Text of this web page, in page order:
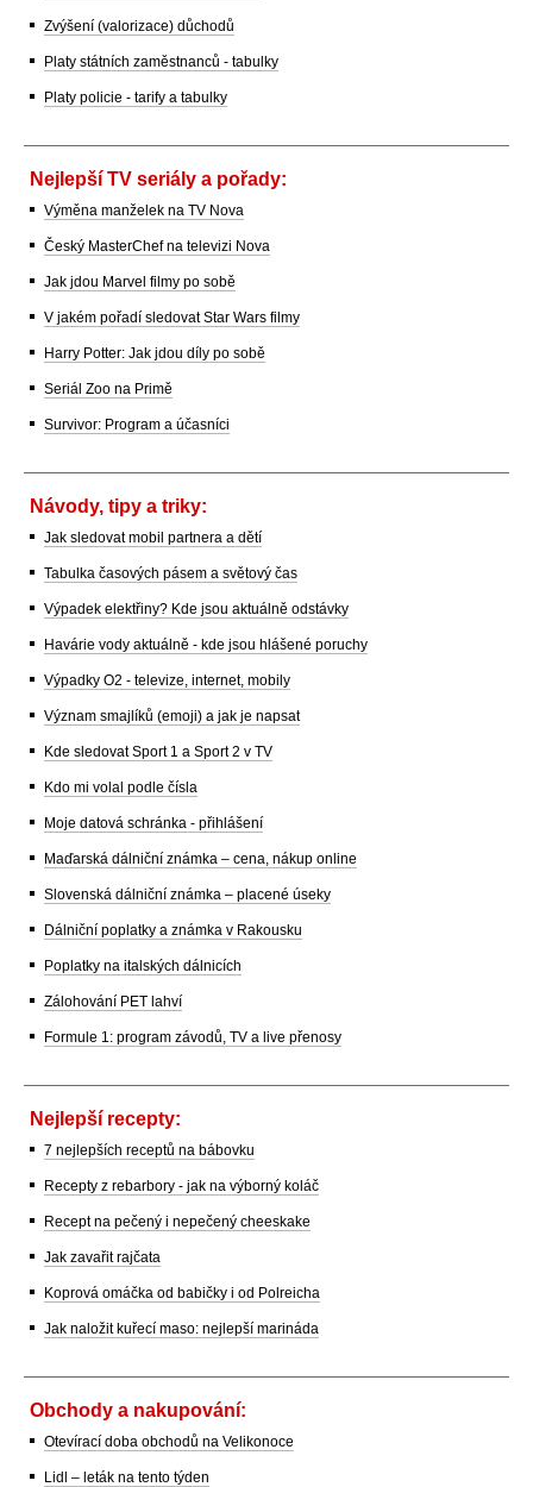
Zvýšení (valorizace) důchodů
Platy státních zaměstnanců - tabulky
Platy policie - tarify a tabulky
Nejlepší TV seriály a pořady:
Výměna manželek na TV Nova
Český MasterChef na televizi Nova
Jak jdou Marvel filmy po sobě
V jakém pořadí sledovat Star Wars filmy
Harry Potter: Jak jdou díly po sobě
Seriál Zoo na Primě
Survivor: Program a účasníci
Návody, tipy a triky:
Jak sledovat mobil partnera a dětí
Tabulka časových pásem a světový čas
Výpadek elektřiny? Kde jsou aktuálně odstávky
Havárie vody aktuálně - kde jsou hlášené poruchy
Výpadky O2 - televize, internet, mobily
Význam smajlíků (emoji) a jak je napsat
Kde sledovat Sport 1 a Sport 2 v TV
Kdo mi volal podle čísla
Moje datová schránka - přihlášení
Maďarská dálniční známka – cena, nákup online
Slovenská dálniční známka – placené úseky
Dálniční poplatky a známka v Rakousku
Poplatky na italských dálnicích
Zálohování PET lahví
Formule 1: program závodů, TV a live přenosy
Nejlepší recepty:
7 nejlepších receptů na bábovku
Recepty z rebarbory - jak na výborný koláč
Recept na pečený i nepečený cheeskake
Jak zavařit rajčata
Koprová omáčka od babičky i od Polreicha
Jak naložit kuřecí maso: nejlepší marináda
Obchody a nakupování:
Otevírací doba obchodů na Velikonoce
Lidl – leták na tento týden